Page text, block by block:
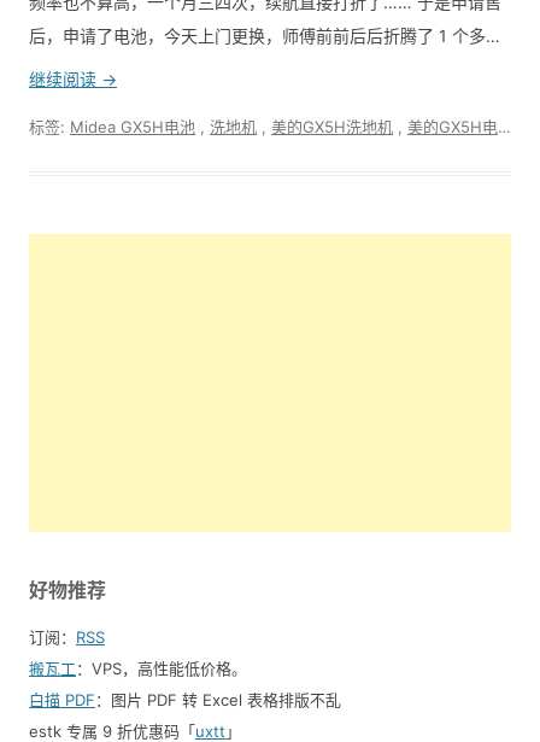
后，申请了电池，今天上门更换，师傅前前后后折腾了 1 个多…
继续阅读 →
标签: Midea GX5H电池 洗地机 美的GX5H洗地机 美的GX5H电池
好物推荐
订阅： RSS
搬瓦工：VPS，高性能低价格。️
白描 PDF：图片 PDF 转 Excel 表格排版不乱
estk 专属 9 折优惠码「uxtt 」